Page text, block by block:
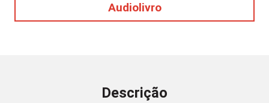
Audiolivro
Descrição